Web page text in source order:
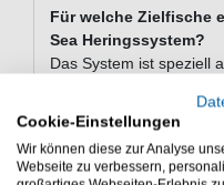
Für welche Zielfische
Sea Heringssystem?
Das System ist speziell
typische Beißverhalten
im Salzwasser
Kann ich das
Cookie-Einstellungen
Wir können diese zur Analyse
Webseite zu verbessern,